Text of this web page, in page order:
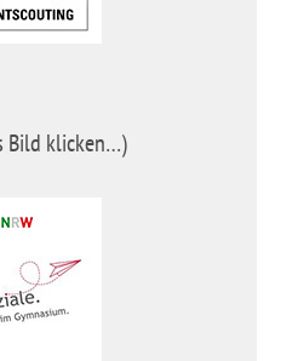
Bild klicken…)